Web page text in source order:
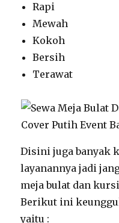
Rapi
Mewah
Kokoh
Bersih
Terawat
Disini juga banyak
layanannya jadi
meja bulat dan
Berikut ini
yaitu :